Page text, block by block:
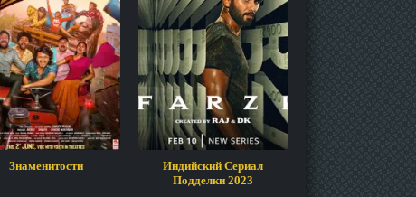
Знаменитости
Индийский Сериал
Подделки 2023
День Д